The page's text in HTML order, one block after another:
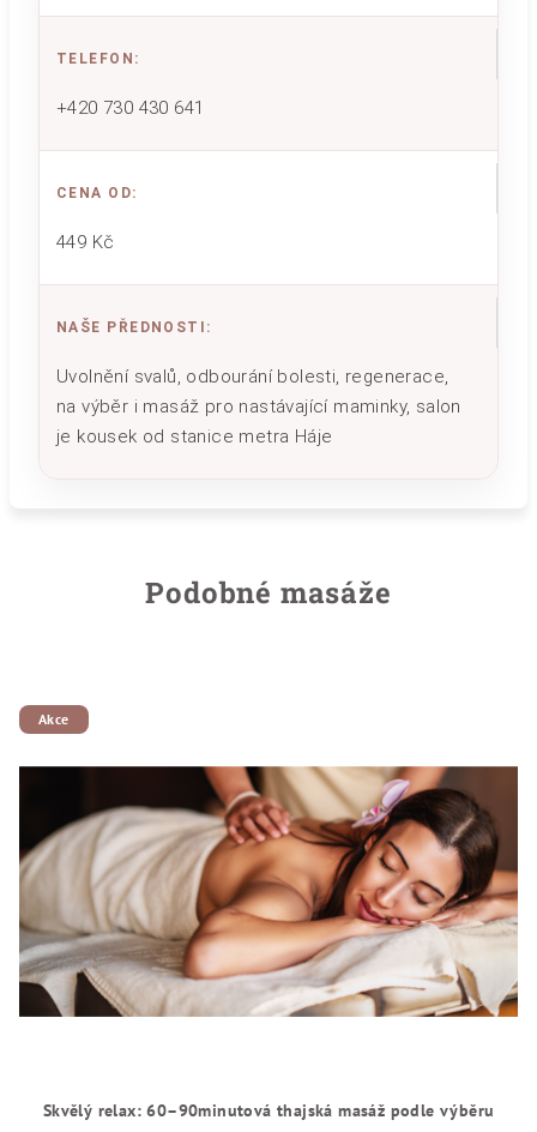
TELEFON :
+420 730 430 641
CENA OD:
449 Kč
NAŠE PŘEDNOSTI :
Uvolnění svalů, odbourání bolesti, regenerace,
na výběr i masáž pro nastávající maminky, salon
je kousek od stanice metra Háje
Podobné masáže
Akce
Skvělý relax: 60–90minutová thajská masáž podle výběru